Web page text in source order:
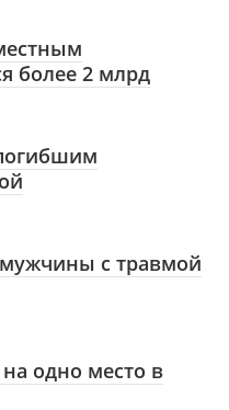
более 2 млрд
с травмой
одно место в